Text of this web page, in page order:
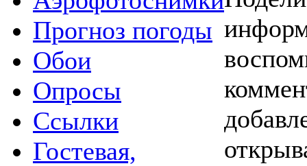
Прогноз погоды
Обои
Опросы
Ссылки
Гостевая,